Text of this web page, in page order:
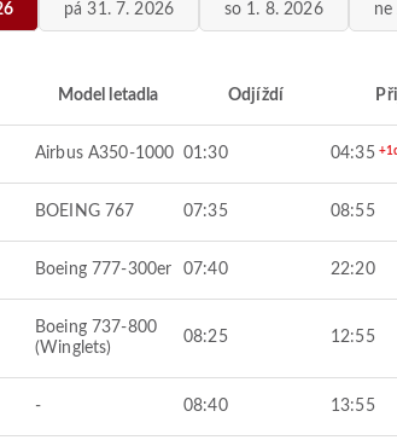
pá 31. 7. 2026 so 1. 8. 2026 ne
Model letadla Odjíždí
Airbus A350-1000 01:30 04:35 +1d
BOEING 767 07:35 08:55
Boeing 777-300er 07:40 22:20
Boeing 737-800
(Winglets)
08:25 12:55
- 08:40 13:55